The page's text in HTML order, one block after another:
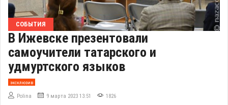
СОБЫТИЯ
В Ижевске презентовали
самоучители татарского и
удмуртского языков
эксклюзив
Polina 9 марта 2023 13:51 1826